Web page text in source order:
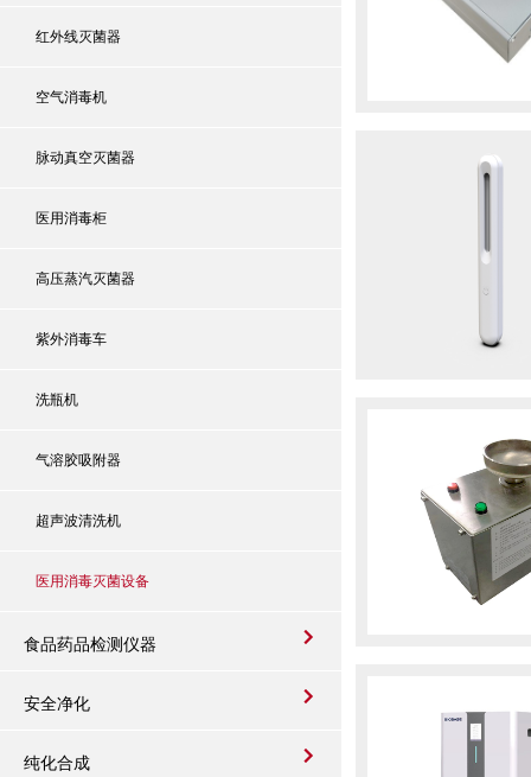
红外线灭菌器
空气消毒机
脉动真空灭菌器
医用消毒柜
高压蒸汽灭菌器
紫外消毒车
洗瓶机
气溶胶吸附器
超声波清洗机
医用消毒灭菌设备
食品药品检测仪器
安全净化
纯化合成